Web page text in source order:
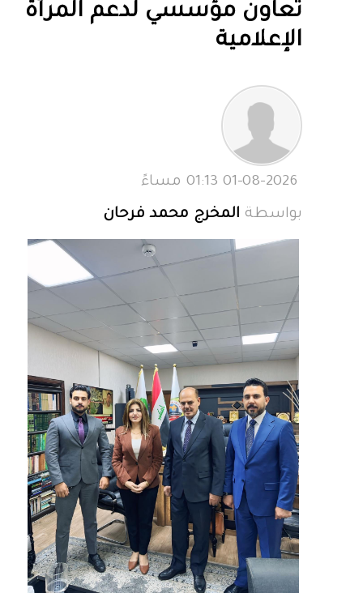
تعاون مؤسسي لدعم المرأة
الإعلامية
بواسطة المخرج محمد فرحان